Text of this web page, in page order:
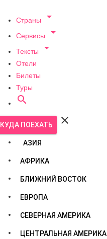
Страны 
Сервисы 
Тексты 
Отели
Билеты
Туры

КУДА ПОЕХАТЬ 
АЗИЯ
АФРИКА
БЛИЖНИЙ ВОСТОК
ЕВРОПА
СЕВЕРНАЯ АМЕРИКА
ЦЕНТРАЛЬНАЯ АМЕРИКА